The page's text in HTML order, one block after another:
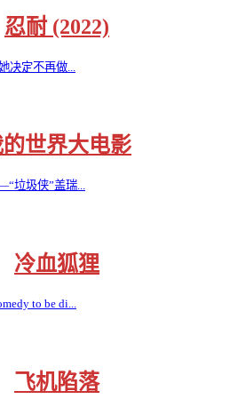
忍耐 (2022)
决定不再做...
的世界大电影
垃圾侠”盖瑞...
冷血狐狸
to be di...
飞机陷落